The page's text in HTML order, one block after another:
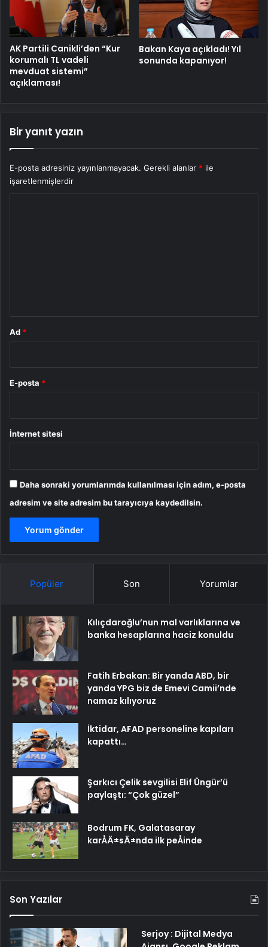
AK Partili Canikli’den “Kur
korumalı TL vadeli
mevduat sistemi”
açıklaması!
Bakan Kaya açıkladı! Yıl
sonunda kapanıyor!
Bir yanıt yazın
E-posta adresiniz yayınlanmayacak. Gerekli alanlar * ile
işaretlenmişlerdir
Ad *
E-posta *
İnternet sitesi
Daha sonraki yorumlarımda kullanılması için adım, e-posta
adresim ve site adresim bu tarayıcıya kaydedilsin.
Popüler Son Yorumlar
Kılıçdaroğlu’nun mal varlıklarına ve
banka hesaplarına haciz konuldu
Fatih Erbakan: Bir yanda ABD, bir
yanda YPG biz de Emevi Camii’nde
namaz kılıyoruz
İktidar, AFAD personeline kapıları
kapattı…
Şarkıcı Çelik sevgilisi Elif Üngür’ü
paylaştı: “Çok güzel”
Bodrum FK, Galatasaray
karÅÄ±sÄ±nda ilk peÅinde
Son Yazılar
Serjoy : Dijital Medya